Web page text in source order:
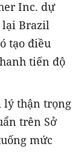
Inc. dự
lại Brazil
tạo điều
tiến độ
lý thận trọng
trên Sở
mức